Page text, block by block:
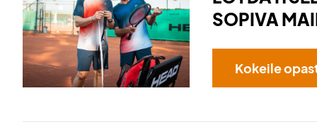
SOPIVA
Kokeile